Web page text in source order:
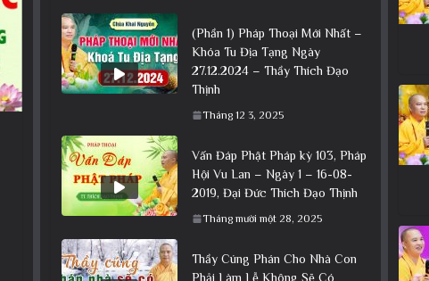
(Phần 1) Pháp Thoại Mới Nhất –
Khóa Tu Địa Tạng Ngày
27.12.2024 – Thầy Thích Đạo
Thịnh
Tháng 12 3, 2025
Vấn Đáp Phật Pháp kỳ 103, Pháp
Hội Vu Lan – Ngày 1 – 16-08-
2019, Đại Đức Thích Đạo Thịnh
Tháng mười một 28, 2025
Thầy Cúng Phán Cho Nhà Con
Phải Làm Lễ Không Sẽ Có